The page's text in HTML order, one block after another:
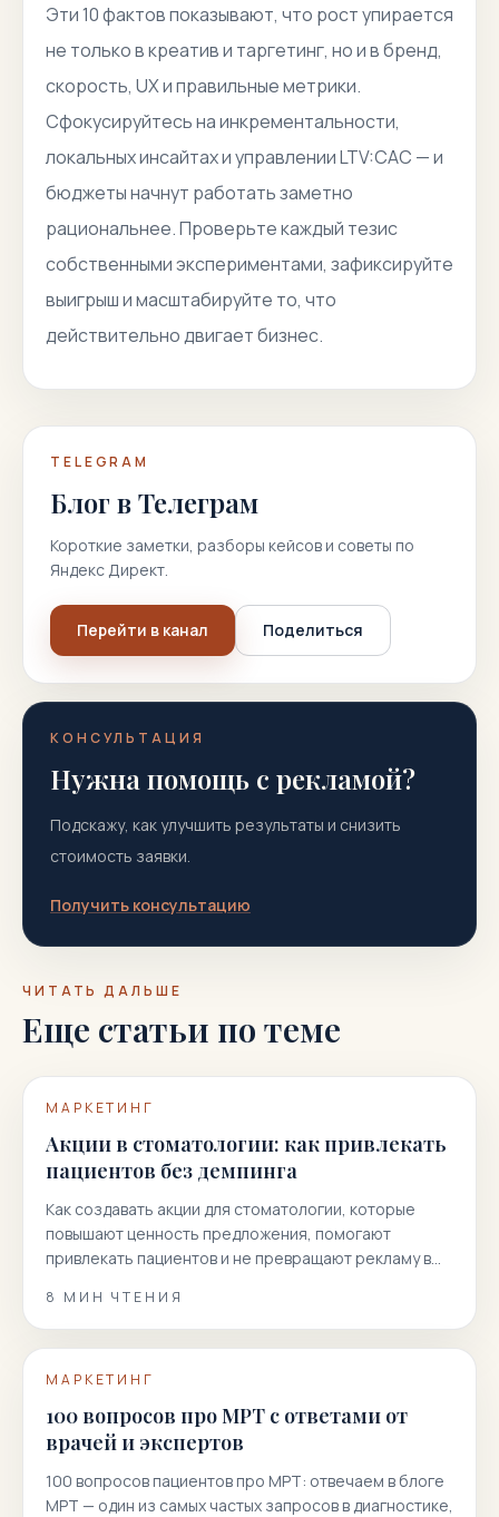
Эти 10 фактов показывают, что рост упирается
не только в креатив и таргетинг, но и в бренд,
скорость, UX и правильные метрики.
Сфокусируйтесь на инкрементальности,
локальных инсайтах и управлении LTV:CAC — и
бюджеты начнут работать заметно
рациональнее. Проверьте каждый тезис
собственными экспериментами, зафиксируйте
выигрыш и масштабируйте то, что
действительно двигает бизнес.
TELEGRAM
Блог в Телеграм
Короткие заметки, разборы кейсов и советы по
Яндекс Директ.
Перейти в канал Поделиться
КОНСУЛЬТАЦИЯ
Нужна помощь с рекламой?
Подскажу, как улучшить результаты и снизить
стоимость заявки.
Получить консультацию
ЧИТАТЬ ДАЛЬШЕ
Еще статьи по теме
МАРКЕТИНГ
Акции в стоматологии: как привлекать
пациентов без демпинга
Как создавать акции для стоматологии, которые
повышают ценность предложения, помогают
привлекать пациентов и не превращают рекламу в
8 МИН ЧТЕНИЯ
МАРКЕТИНГ
100 вопросов про МРТ с ответами от
врачей и экспертов
100 вопросов пациентов про МРТ: отвечаем в блоге
МРТ — один из самых частых запросов в диагностике,